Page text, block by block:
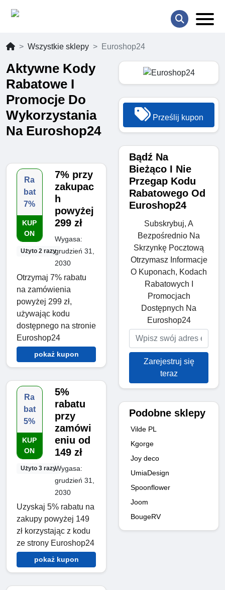
Wszystkie sklepy Euroshop24
Aktywne Kody
Rabatowe I
Promocje Do
Wykorzystania
Na Euroshop24
Ra
bat
7%
KUP
ON
Użyto 2 razy
7% przy
zakupac
h
powyżej
299 zł
Wygasa:
grudzień 31,
2030
Otrzymaj 7% rabatu
na zamówienia
powyżej 299 zł,
używając kodu
dostępnego na stronie
Euroshop24
pokaż kupon
Ra
bat
5%
KUP
ON
Użyto 3 razy
5%
rabatu
przy
zamówi
eniu od
149 zł
Wygasa:
grudzień 31,
2030
Uzyskaj 5% rabatu na
zakupy powyżej 149
zł korzystając z kodu
ze strony Euroshop24
pokaż kupon
Prześlij kupon
Bądź Na
Bieżąco I Nie
Przegap Kodu
Rabatowego Od
Euroshop24
Subskrybuj, A
Bezpośrednio Na
Skrzynkę Pocztową
Otrzymasz Informacje
O Kuponach, Kodach
Rabatowych I
Promocjach
Dostępnych Na
Euroshop24
Zarejestruj się
teraz
Podobne sklepy
Vilde PL
Kgorge
Joy deco
UmiaDesign
Spoonflower
Joom
BougeRV